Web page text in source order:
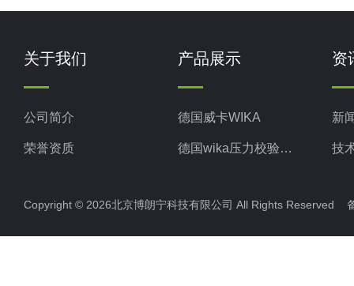
关于我们
公司简介
荣誉资质
产品展示
德国威卡WIKA
德国wika压力校验系统
美国固瑞克GRACO
意大利ELETTROTEC压力开关
资
新
技
Copyright © 2026北京博朗宁科技有限公司 All Rights Reserved